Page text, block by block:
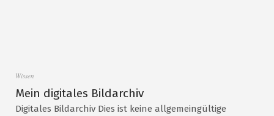
Wissen
Mein digitales Bildarchiv
Digitales Bildarchiv Dies ist keine allgemeingültige